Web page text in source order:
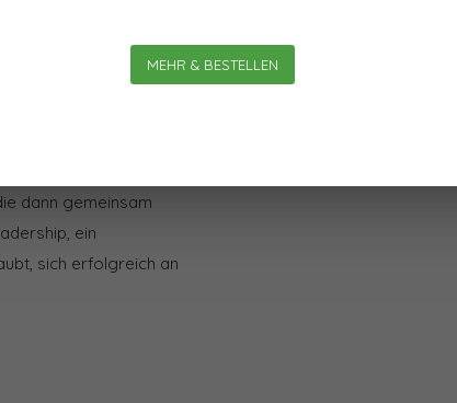
MEHR & BESTELLEN
dass ein Einzelner bzw.
Teamleitung
an der
am Führungsprozess.
Ansatz, der
einzubeziehen
dann gemeinsam
ein
sich erfolgreich an